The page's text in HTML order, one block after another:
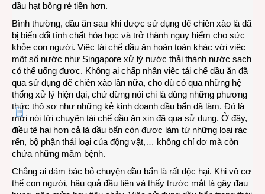
dầu hạt bông rẻ tiền hơn.
Bình thường, dầu ăn sau khi được sử dụng để chiên xào là đã
bị biến đổi tính chất hóa học và trở thành nguy hiểm cho sức
khỏe con người. Việc tái chế dầu ăn hoàn toàn khác với việc
một số nước như Singapore xử lý nước thải thành nước sạch
có thể uống được. Không ai chấp nhận việc tái chế dầu ăn đã
qua sử dụng để chiên xào lần nữa, cho dù có qua những hệ
thống xử lý hiện đại, chứ đừng nói chi là dùng những phương
thức thô sơ như những kẻ kinh doanh dầu bẩn đã làm. Đó là
mới nói tới chuyện tái chế dầu ăn xịn đã qua sử dụng. Ở đây,
điều tệ hại hơn cả là dầu bẩn còn được làm từ những loại rác
rến, bộ phận thải loại của động vật,… không chỉ dơ mà còn
chứa những mầm bệnh.
Chẳng ai dám bác bỏ chuyện dầu bẩn là rất độc hại. Khi vô cơ
thể con người, hậu quả đầu tiên và thấy trước mắt là gây đau